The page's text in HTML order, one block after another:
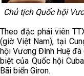
Chủ tịch Quốc hội
Theo đặc phái viên
(giờ Việt Nam), tại
hội Vương Đình Huệ
biệt của Quốc hội
Bãi biển Giron.